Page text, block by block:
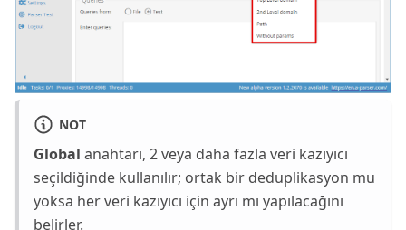
NOT
Global anahtarı, 2 veya daha fazla veri kazıyıcı
seçildiğinde kullanılır; ortak bir deduplikasyon mu
yoksa her veri kazıyıcı için ayrı mı yapılacağını
belirler.